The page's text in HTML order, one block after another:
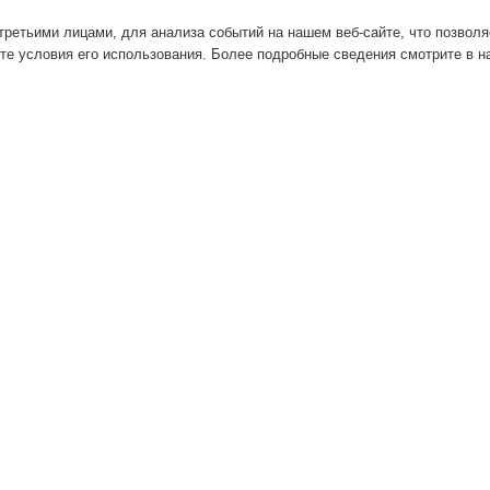
лицами, для анализа событий на нашем веб-сайте, что
условия его использования. Более подробные сведения смотрите в